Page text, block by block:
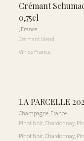
Crémant
0,75cl
,France
Crémant blend
Vin de France.
LA PARCELLE
Champagne,France
Pinot Noir, Chardonnay,
Pinot Noir, Chardonnay,